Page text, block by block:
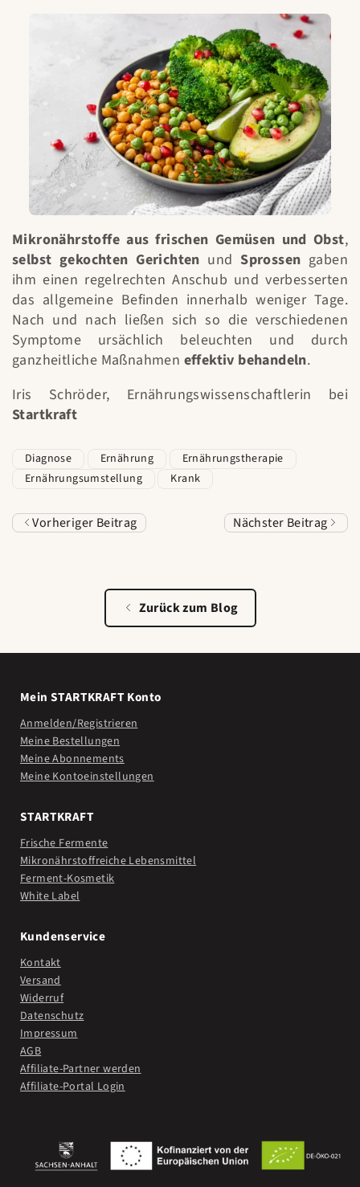
Mikronährstoffe aus frischen Gemüsen und Obst,
selbst gekochten Gerichten undSprossen gaben
ihm einen regelrechten Anschub und verbesserten
das allgemeine Befinden innerhalb weniger Tage.
Nach und nach ließen sich so die verschiedenen
Symptome ursächlich beleuchten und durch
ganzheitliche Maßnahmen effektiv behandeln.
Iris Schröder, Ernährungswissenschaftlerin bei
Startkraft
Diagnose Ernährung
Ernährungstherapie
Ernährungsumstellung
Krank
Vorheriger Beitrag Nächster Beitrag
Zurück zum Blog
Mein STARTKRAFT Konto
Anmelden/Registrieren
Meine Bestellungen
Meine Abonnements
Meine Kontoeinstellungen
STARTKRAFT
Frische Fermente
Mikronährstoffreiche Lebensmittel
Ferment-Kosmetik
White Label
Kundenservice
Kontakt
Versand
Widerruf
Datenschutz
Impressum
AGB
Affiliate-Partner werden
Affiliate-Portal Login